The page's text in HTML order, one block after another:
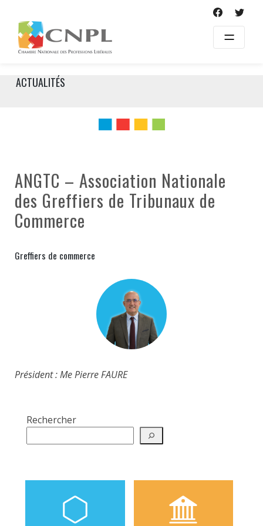
content
ACTUALITÉS
ANGTC – Association Nationale
des Greffiers de Tribunaux de
Commerce
Greffiers de commerce
Président : Me Pierre FAURE
Rechercher